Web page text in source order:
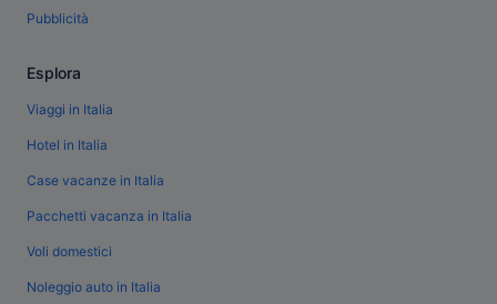
Pubblicità
Esplora
Viaggi in Italia
Hotel in Italia
Case vacanze in Italia
Pacchetti vacanza in Italia
Voli domestici
Noleggio auto in Italia